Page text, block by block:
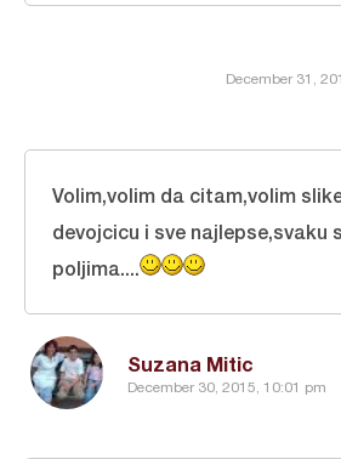
December 31,
Suzana Mitic
December 30, 2015, 10:01 pm
Volim,volim da citam,volim
devojcicu i sve najlepse,svaku
poljima....